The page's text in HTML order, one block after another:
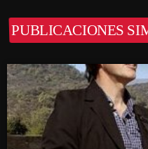
PUBLICACIONES